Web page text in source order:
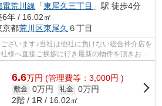
電荒川線 「東尾久三丁目 」駅 徒歩4分
6年 / 16.02㎡
京都荒川区東尾久 ６丁目
ざいます♪当社は他社に負けない総合仲介店を
様へ直接ご挨拶に行き最新の物件を頂きお客
情報は...
6.6万円 (管理費等：3,000円 )
敷金 0万円 礼金 0万円
2階 / 1R / 16.02㎡